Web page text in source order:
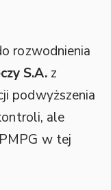
rozwodnienia
S.A.z
podwyższenia
ale
w tej